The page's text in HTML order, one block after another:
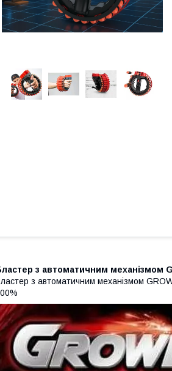
з автоматичним механізмом
з автоматичним механізмом